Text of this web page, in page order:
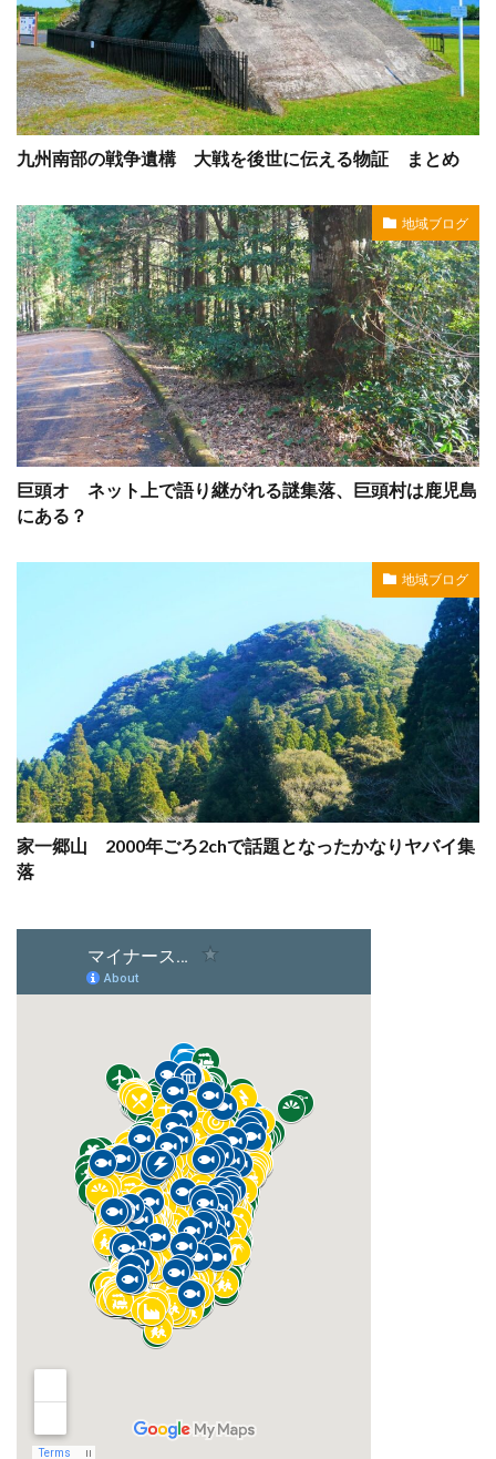
九州南部の戦争遺構 大戦を後世に伝える物証 まとめ
地域ブログ
巨頭オ ネット上で語り継がれる謎集落、巨頭村は鹿児島
にある？
地域ブログ
家一郷山 2000年ごろ2chで話題となったかなりヤバイ集
落